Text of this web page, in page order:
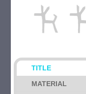
TITLE
MATERIAL